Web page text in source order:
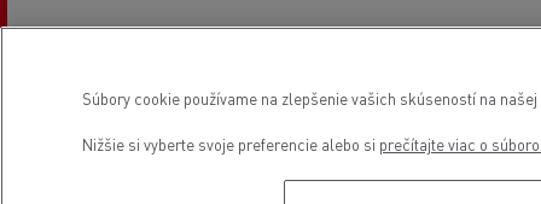
úžitkových vozidiel
Súbory cookie používame na zlepšenie vašich skúseností na
Nižšie si vyberte svoje preferencie alebo si prečítajte viac o